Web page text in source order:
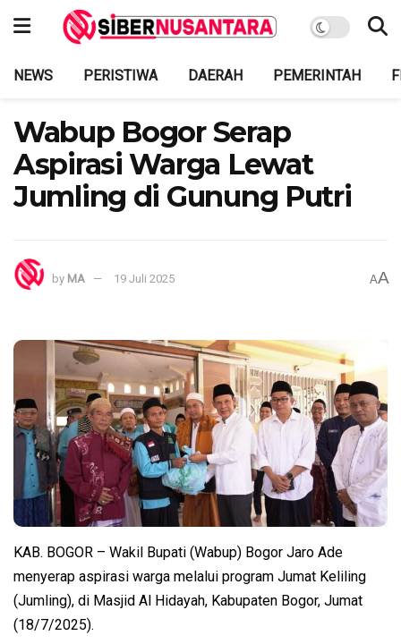
NEWS PERISTIWA DAERAH PEMERINTAH
Wabup Bogor Serap
Aspirasi Warga Lewat
Jumling di Gunung Putri
by MA 19 Juli 2025 AA
KAB. BOGOR – Wakil Bupati (Wabup) Bogor Jaro Ade
menyerap aspirasi warga melalui program Jumat Keliling
(Jumling), di Masjid Al Hidayah, Kabupaten Bogor, Jumat
(18/7/2025).